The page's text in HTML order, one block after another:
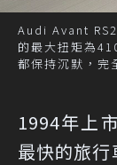
Audi Avant
的最大扭矩為
都保持沉默，
1994年上
最快的旅